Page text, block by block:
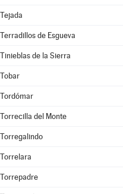
Tejada
Terradillos de Esgueva
Tinieblas de la Sierra
Tobar
Tordómar
Torrecilla del Monte
Torregalindo
Torrelara
Torrepadre